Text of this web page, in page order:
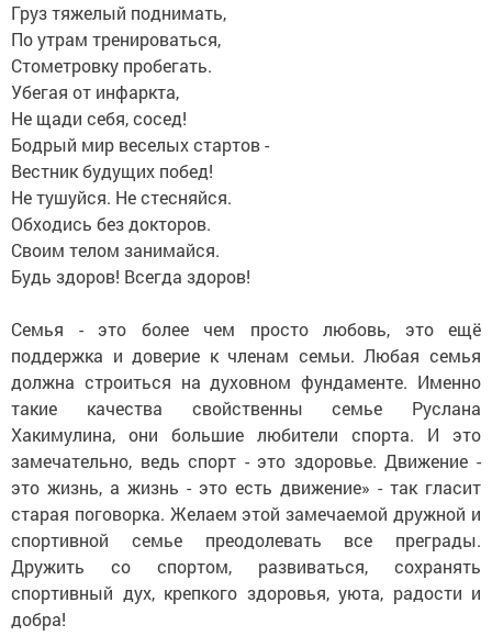
Груз тяжелый поднимать,
По утрам тренироваться,
Стометровку пробегать.
Убегая от инфаркта,
Не щади себя, сосед!
Бодрый мир веселых стартов -
Вестник будущих побед!
Не тушуйся. Не стесняйся.
Обходись без докторов.
Своим телом занимайся.
Будь здоров! Всегда здоров!
Семья - это более чем просто любовь, это ещё
поддержка и доверие к членам семьи. Любая семья
должна строиться на духовном фундаменте. Именно
такие качества свойственны семье Руслана
Хакимулина, они большие любители спорта. И это
замечательно, ведь спорт - это здоровье. Движение -
это жизнь, а жизнь - это есть движение» - так гласит
старая поговорка. Желаем этой замечаемой дружной и
спортивной семье преодолевать все преграды.
Дружить со спортом, развиваться, сохранять
спортивный дух, крепкого здоровья, уюта, радости и
добра!